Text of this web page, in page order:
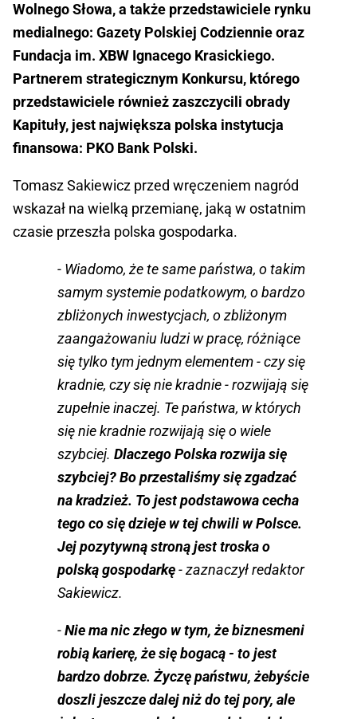
Wolnego Słowa, a także przedstawiciele rynku
medialnego: Gazety Polskiej Codziennie oraz
Fundacja im. XBW Ignacego Krasickiego.
Partnerem strategicznym Konkursu, którego
przedstawiciele również zaszczycili obrady
Kapituły, jest największa polska instytucja
finansowa: PKO Bank Polski.
Tomasz Sakiewicz przed wręczeniem nagród
wskazał na wielką przemianę, jaką w ostatnim
czasie przeszła polska gospodarka.
- Wiadomo, że te same państwa, o takim
samym systemie podatkowym, o bardzo
zbliżonych inwestycjach, o zbliżonym
zaangażowaniu ludzi w pracę, różniące
się tylko tym jednym elementem - czy się
kradnie, czy się nie kradnie - rozwijają się
zupełnie inaczej. Te państwa, w których
się nie kradnie rozwijają się o wiele
szybciej. Dlaczego Polska rozwija się
szybciej? Bo przestaliśmy się zgadzać
na kradzież. To jest podstawowa cecha
tego co się dzieje w tej chwili w Polsce.
Jej pozytywną stroną jest troska o
polską gospodarkę- zaznaczył redaktor
Sakiewicz.
-Nie ma nic złego w tym, że biznesmeni
robią karierę, że się bogacą - to jest
bardzo dobrze. Życzę państwu, żebyście
doszli jeszcze dalej niż do tej pory, ale